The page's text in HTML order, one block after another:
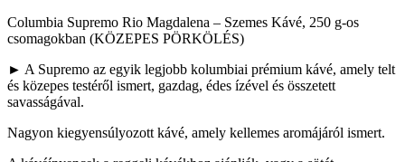
Columbia Supremo Rio Magdalena – Szemes Kávé, 250 g-os
csomagokban (KÖZEPES PÖRKÖLÉS)
► A Supremo az egyik legjobb kolumbiai prémium kávé, amely telt
és közepes testéről ismert, gazdag, édes ízével és összetett
savasságával.
Nagyon kiegyensúlyozott kávé, amely kellemes aromájáról ismert.